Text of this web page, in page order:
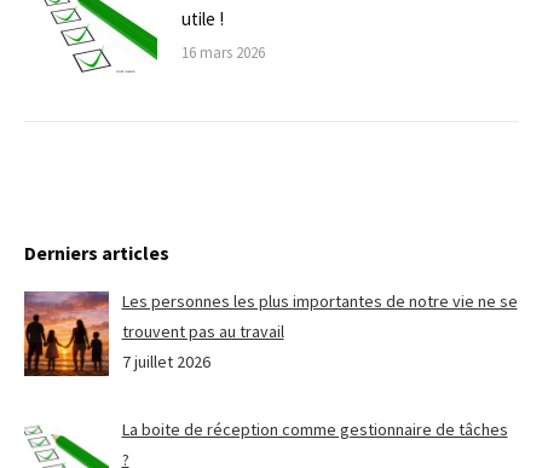
utile !
16 mars 2026
Derniers articles
Les personnes les plus importantes de notre vie ne se
trouvent pas au travail
7 juillet 2026
La boite de réception comme gestionnaire de tâches
?